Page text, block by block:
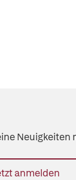
Neuigkeiten
anmelden